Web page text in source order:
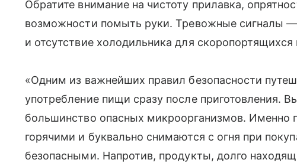
Обратите внимание на чистоту прилавка,
возможности помыть руки. Тревожные сигналы
и отсутствие холодильника для скоропортящихся
«Одним из важнейших правил безопасности
употребление пищи сразу после приготовления.
большинство опасных микроорганизмов. Именно
горячими и буквально снимаются с огня при
безопасными. Напротив, продукты, долго